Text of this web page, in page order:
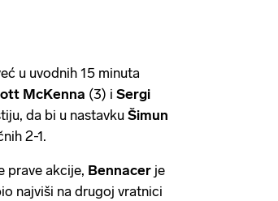
u uvodnih 15 minuta
McKenna (3) i Sergi
da bi u nastavku Šimun
2-1.
prave akcije, Bennacer je
najviši na drugoj vratnici